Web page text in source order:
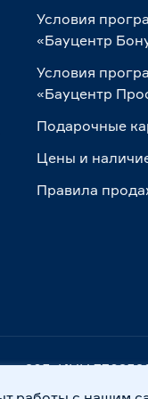
Условия
«Бауцентр
Условия
«Бауцентр
Подарочные
Цены и
Правила
205. ИНН